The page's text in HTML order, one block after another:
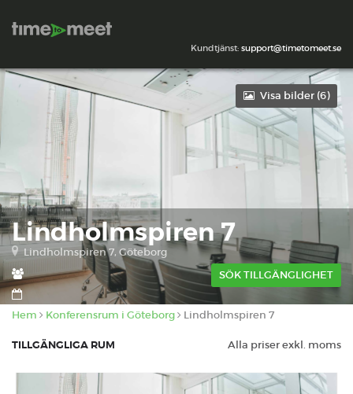
Kundtjänst: support@timetomeet.se
Visa bilder (6)
Lindholmspiren 7
Lindholmspiren 7, Göteborg
SÖK TILLGÄNGLIGHET
Hem Konferensrum i Göteborg Lindholmspiren 7
Alla priser exkl. moms
TILLGÄNGLIGA RUM